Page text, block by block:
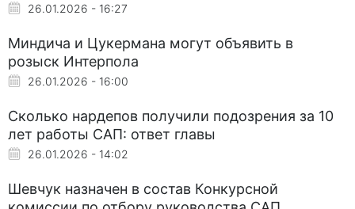
26.01.2026 - 16:27
Миндича и Цукермана могут объявить в
розыск Интерпола
26.01.2026 - 16:00
Сколько нардепов получили подозрения за 10
лет работы САП: ответ главы
26.01.2026 - 14:02
Шевчук назначен в состав Конкурсной